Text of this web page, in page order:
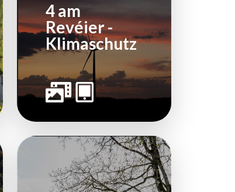
4 am
Revéier -
Klimaschutz